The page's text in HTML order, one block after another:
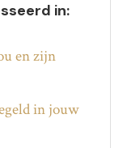
in:
en zijn
in jouw